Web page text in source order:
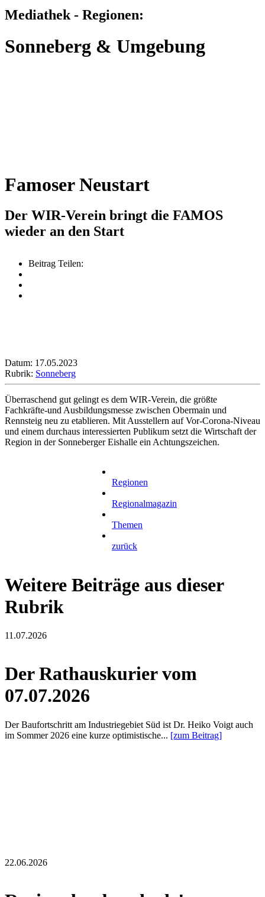
Mediathek - Regionen:
Sonneberg & Umgebung
Famoser Neustart
Der WIR-Verein bringt die FAMOS
wieder an den Start
Beitrag Teilen:
Datum: 17.05.2023
Rubrik: Sonneberg
Überraschend gut gelingt es dem WIR-Verein, die größte
Fachkräfte-und Ausbildungsmesse zwischen Obermain und
Rennsteig neu zu etablieren. Mit Ausstellern auf Vor-Corona-Niveau
und einem durchaus interessierten Publikum setzt die Wirtschaft der
Region in der Sonneberger Eishalle ein Achtungszeichen.
Regionen
Regionalmagazin
Themen
zurück
Weitere Beiträge aus dieser
Rubrik
11.07.2026
Der Rathauskurier vom
07.07.2026
Der Baufortschritt am Industriegebiet Süd ist Dr. Heiko Voigt auch
im Sommer 2026 eine kurze optimistische... [zum Beitrag]
22.06.2026